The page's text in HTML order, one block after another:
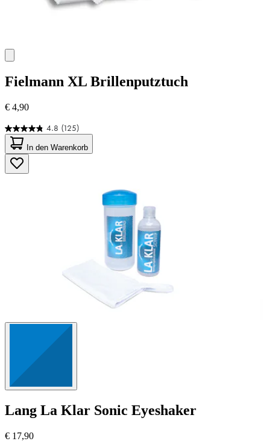
Fielmann XL Brillenputztuch
€ 4,90
4.8 (125)
4.8
von
5
Sternen.
125
In den Warenkorb
Lang La Klar Sonic Eyeshaker
€ 17,90